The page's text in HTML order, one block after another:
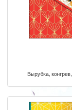
Вырубка,